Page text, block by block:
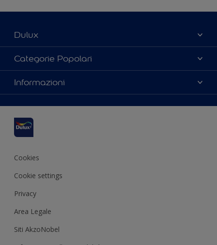
Dulux
Chi siamo
Contattaci
Mappa del sito
Categorie Popolari
Trova un colore
Scegli un prodotto
Ispirazioni
Consigli Pratici
Informazioni
Termini e Condizioni
Resa del colore
Cookies
Cookie settings
Privacy
Area Legale
Siti AkzoNobel